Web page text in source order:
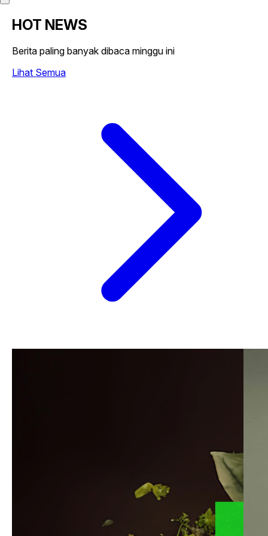
HOT NEWS
Berita paling banyak dibaca minggu ini
Lihat Semua